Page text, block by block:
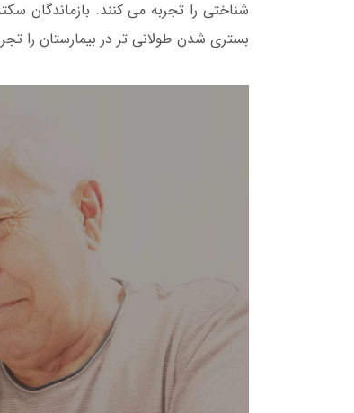
شناختی را تجربه می کنند. بازماندگان
بستری شدن طولانی تر در بیمارستان را